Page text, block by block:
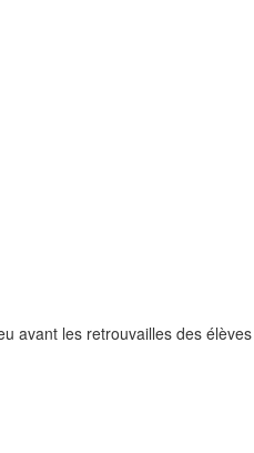
avant les retrouvailles des